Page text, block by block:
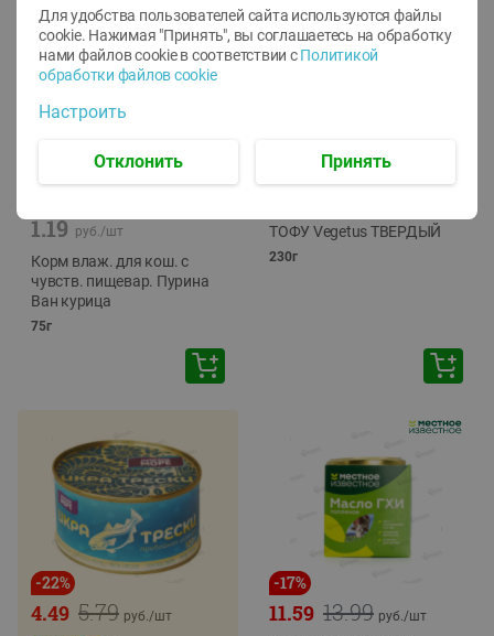
1.19 руб./шт
Корм влаж. для кош. с
чувств. пищевар. Пурина
Ван курица
75г
ТОФУ Vegetus ТВЕРДЫЙ
230г
-22%
5.79
4.49 руб./шт
-17%
13.99
11.59 руб./шт
Для удобства пользователей сайта используются файлы
cookie. Нажимая "Принять", вы соглашаетесь на обработку
нами файлов cookie в соответствии с Политикой
обработки файлов cookie
Настроить
Отклонить Принять